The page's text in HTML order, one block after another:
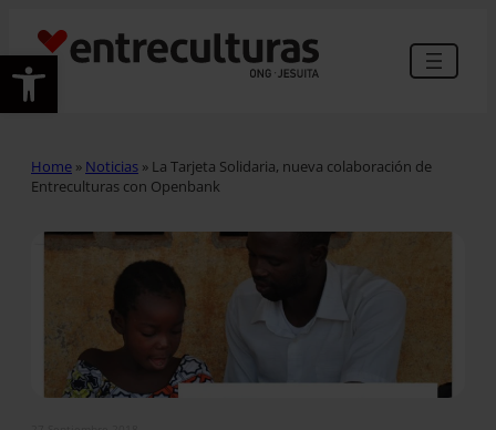
Abrir barra de herramientas
Home » Noticias » La Tarjeta Solidaria, nueva colaboración de
Entreculturas con Openbank